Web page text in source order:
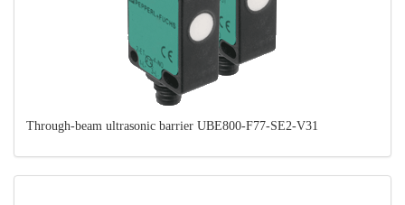
Through-beam ultrasonic barrier UBE800-F77-SE2-V31